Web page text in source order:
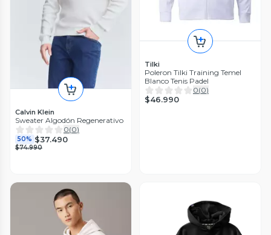
Calvin Klein
Sweater Algodón Regenerativo
0(0)
50% $37.490
$74.990
Tilki
Poleron Tilki Training Temel
Blanco Tenis Padel
0(0)
$46.990